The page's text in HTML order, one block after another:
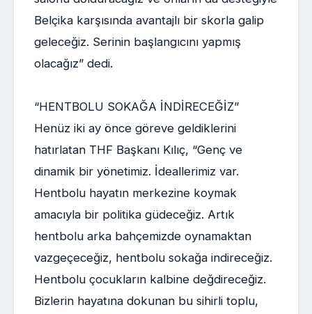
Belçika karşısında avantajlı bir skorla galip
geleceğiz. Serinin başlangıcını yapmış
olacağız” dedi.
“HENTBOLU SOKAĞA İNDİRECEĞİZ”
Henüz iki ay önce göreve geldiklerini
hatırlatan THF Başkanı Kılıç, “Genç ve
dinamik bir yönetimiz. İdeallerimiz var.
Hentbolu hayatın merkezine koymak
amacıyla bir politika güdeceğiz. Artık
hentbolu arka bahçemizde oynamaktan
vazgeçeceğiz, hentbolu sokağa indireceğiz.
Hentbolu çocukların kalbine değdireceğiz.
Bizlerin hayatına dokunan bu sihirli toplu,